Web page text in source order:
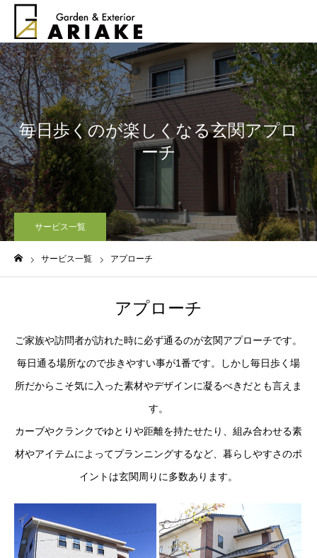
毎日歩くのが楽しくなる玄関アプロ
ーチ
サービス一覧
サービス一覧 アプローチ
アプローチ
ご家族や訪問者が訪れた時に必ず通るのが玄関アプローチです。
毎日通る場所なので歩きやすい事が1番です。しかし毎日歩く場
所だからこそ気に入った素材やデザインに凝るべきだとも言えま
す。
カーブやクランクでゆとりや距離を持たせたり、組み合わせる素
材やアイテムによってプランニングするなど、暮らしやすさのポ
イントは玄関周りに多数あります。